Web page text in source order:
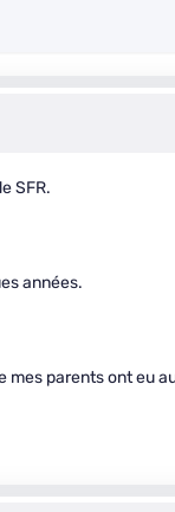
SFR.
années.
parents ont eu